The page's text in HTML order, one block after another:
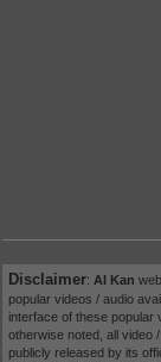
Disclaimer: AI Kan
popular videos / audio
interface of these popular
otherwise noted, all video
publicly released by its